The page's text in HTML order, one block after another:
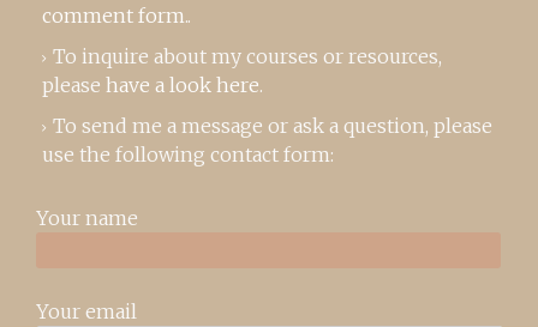
comment form..
To inquire about my courses or resources,
please have a look here.
To send me a message or ask a question, please
use the following contact form:
Your name
Your email